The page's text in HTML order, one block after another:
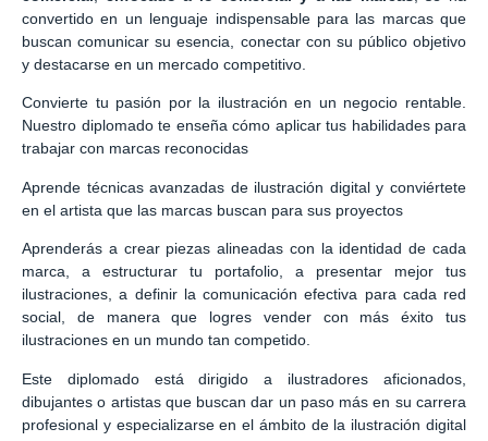
convertido en un lenguaje indispensable para las marcas que
buscan comunicar su esencia, conectar con su público objetivo
y destacarse en un mercado competitivo.
Convierte tu pasión por la ilustración en un negocio rentable.
Nuestro diplomado te enseña cómo aplicar tus habilidades para
trabajar con marcas reconocidas
Aprende técnicas avanzadas de ilustración digital y conviértete
en el artista que las marcas buscan para sus proyectos
Aprenderás a crear piezas alineadas con la identidad de cada
marca, a estructurar tu portafolio, a presentar mejor tus
ilustraciones, a definir la comunicación efectiva para cada red
social, de manera que logres vender con más éxito tus
ilustraciones en un mundo tan competido.
Este diplomado está dirigido a ilustradores aficionados,
dibujantes o artistas que buscan dar un paso más en su carrera
profesional y especializarse en el ámbito de la ilustración digital